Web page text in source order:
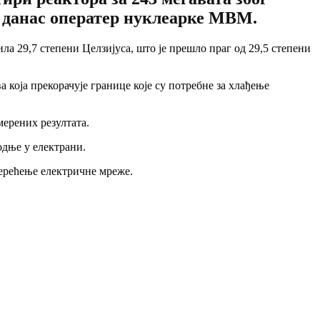
данас оператер нуклеарке МВМ.
29,7 степени Целзијуса, што је прешло праг од 29,5 степени
прекорачује границе које су потребне за хлађење
резултата.
у електрани.
електричне мреже.